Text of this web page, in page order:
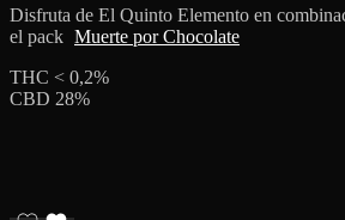
Disfruta de El Quinto Elemento en
el pack Muerte por Chocolate
THC < 0,2%
CBD 28%